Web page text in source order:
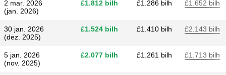
2 mar. 2026
(jan. 2026)
£​1.812 bilh £​1.286 bilh £​1.652 bilh
30 jan. 2026
(dez. 2025)
£​1.524 bilh £​1.410 bilh £​2.143 bilh
5 jan. 2026
(nov. 2025)
£​2.077 bilh £​1.261 bilh £​1.713 bilh